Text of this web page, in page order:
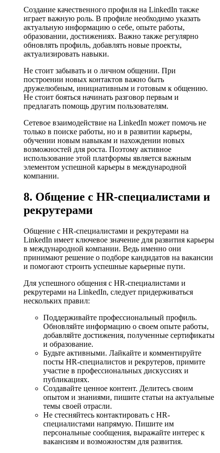
Создание качественного профиля на LinkedIn также
играет важную роль. В профиле необходимо указать
актуальную информацию о себе, опыте работы,
образовании, достижениях. Важно также регулярно
обновлять профиль, добавлять новые проекты,
актуализировать навыки.
Не стоит забывать и о личном общении. При
построении новых контактов важно быть
дружелюбным, инициативным и готовым к общению.
Не стоит бояться начинать разговор первым и
предлагать помощь другим пользователям.
Сетевое взаимодействие на LinkedIn может помочь не
только в поиске работы, но и в развитии карьеры,
обучении новым навыкам и нахождении новых
возможностей для роста. Поэтому активное
использование этой платформы является важным
элементом успешной карьеры в международной
компании.
8. Общение с HR-специалистами и
рекрутерами
Общение с HR-специалистами и рекрутерами на
LinkedIn имеет ключевое значение для развития карьеры
в международной компании. Ведь именно они
принимают решение о подборе кандидатов на вакансии
и помогают строить успешные карьерные пути.
Для успешного общения с HR-специалистами и
рекрутерами на LinkedIn, следует придерживаться
нескольких правил:
Поддерживайте профессиональный профиль.
Обновляйте информацию о своем опыте работы,
добавляйте достижения, полученные сертификаты
и образование.
Будьте активными. Лайкайте и комментируйте
посты HR-специалистов и рекрутеров, примите
участие в профессиональных дискуссиях и
публикациях.
Создавайте ценное контент. Делитесь своим
опытом и знаниями, пишите статьи на актуальные
темы своей отрасли.
Не стесняйтесь контактировать с HR-
специалистами напрямую. Пишите им
персональные сообщения, выражайте интерес к
вакансиям и возможностям для развития.